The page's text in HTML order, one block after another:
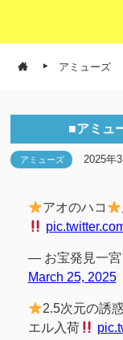
アミューズ
■アミュ
アミューズ 2025年
アオのハコ
— お宝発見一宮
March 25, 2025
2.5次元の誘
エル入荷